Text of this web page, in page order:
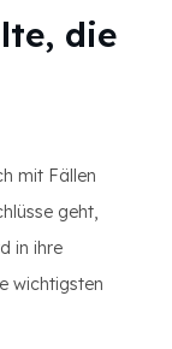
die
mit Fällen
geht,
in ihre
wichtigsten